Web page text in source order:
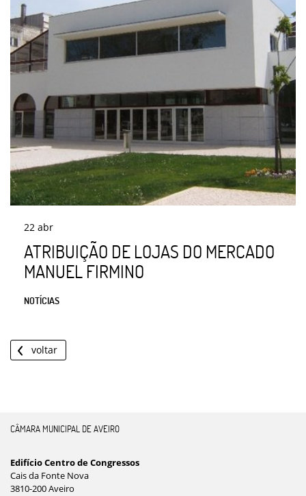
22 abr
ATRIBUIÇÃO DE LOJAS DO MERCADO
MANUEL FIRMINO
NOTÍCIAS
voltar
CÂMARA MUNICIPAL DE AVEIRO
Edifício Centro de Congressos
Cais da Fonte Nova
3810-200 Aveiro